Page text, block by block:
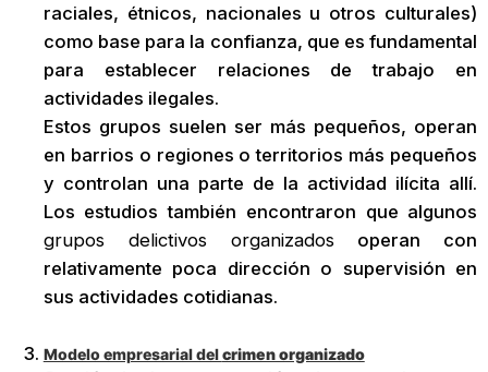
raciales, étnicos, nacionales u otros culturales)
como base para la confianza, que es fundamental
para establecer relaciones de trabajo en
actividades ilegales.
Estos grupos suelen ser más pequeños, operan
en barrios o regiones o territorios más pequeños
y controlan una parte de la actividad ilícita allí.
Los estudios también encontraron que algunos
grupos delictivos organizados operan con
relativamente poca dirección o supervisión en
sus actividades cotidianas.
Modelo empresarial delcrimen organizado